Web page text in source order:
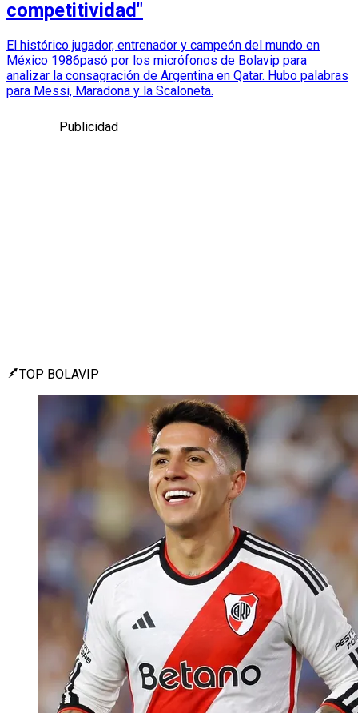
competitividad"
El histórico jugador, entrenador y campeón del mundo en
México 1986pasó por los micrófonos de Bolavip para
analizar la consagración de Argentina en Qatar. Hubo palabras
para Messi, Maradona y la Scaloneta.
Publicidad
TOP BOLAVIP